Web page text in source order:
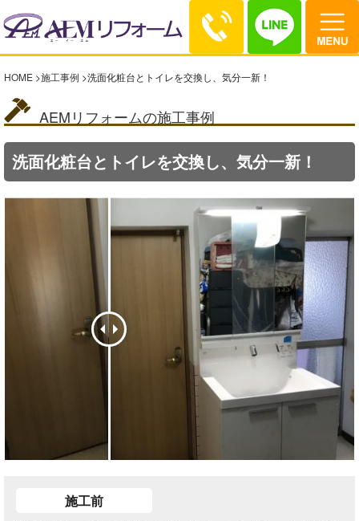
HOME >施工事例 >洗面化粧台とトイレを交換し、気分一新！
AEMリフォームの施工事例
洗面化粧台とトイレを交換し、気分一新！
施工前